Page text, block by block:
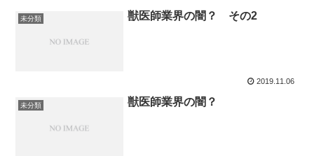
未分類 獣医師業界の闇？ その2
2019.11.06
未分類 獣医師業界の闇？